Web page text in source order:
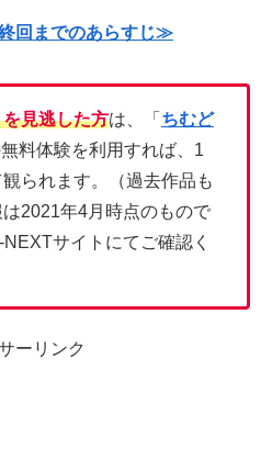
回までのあらすじ≫
見逃した方は、「 ちむど
無料体験を利用すれば、1
られます。（過去作品も
2021年4月時点のもので
サイトにてご確認く
ーリンク